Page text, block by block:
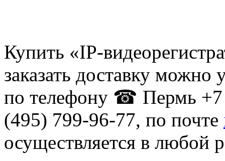
Купить «IP-
заказать доставку
по телефону ☎ Пермь
(495) 799-96-77, по почте
осуществляется в любой